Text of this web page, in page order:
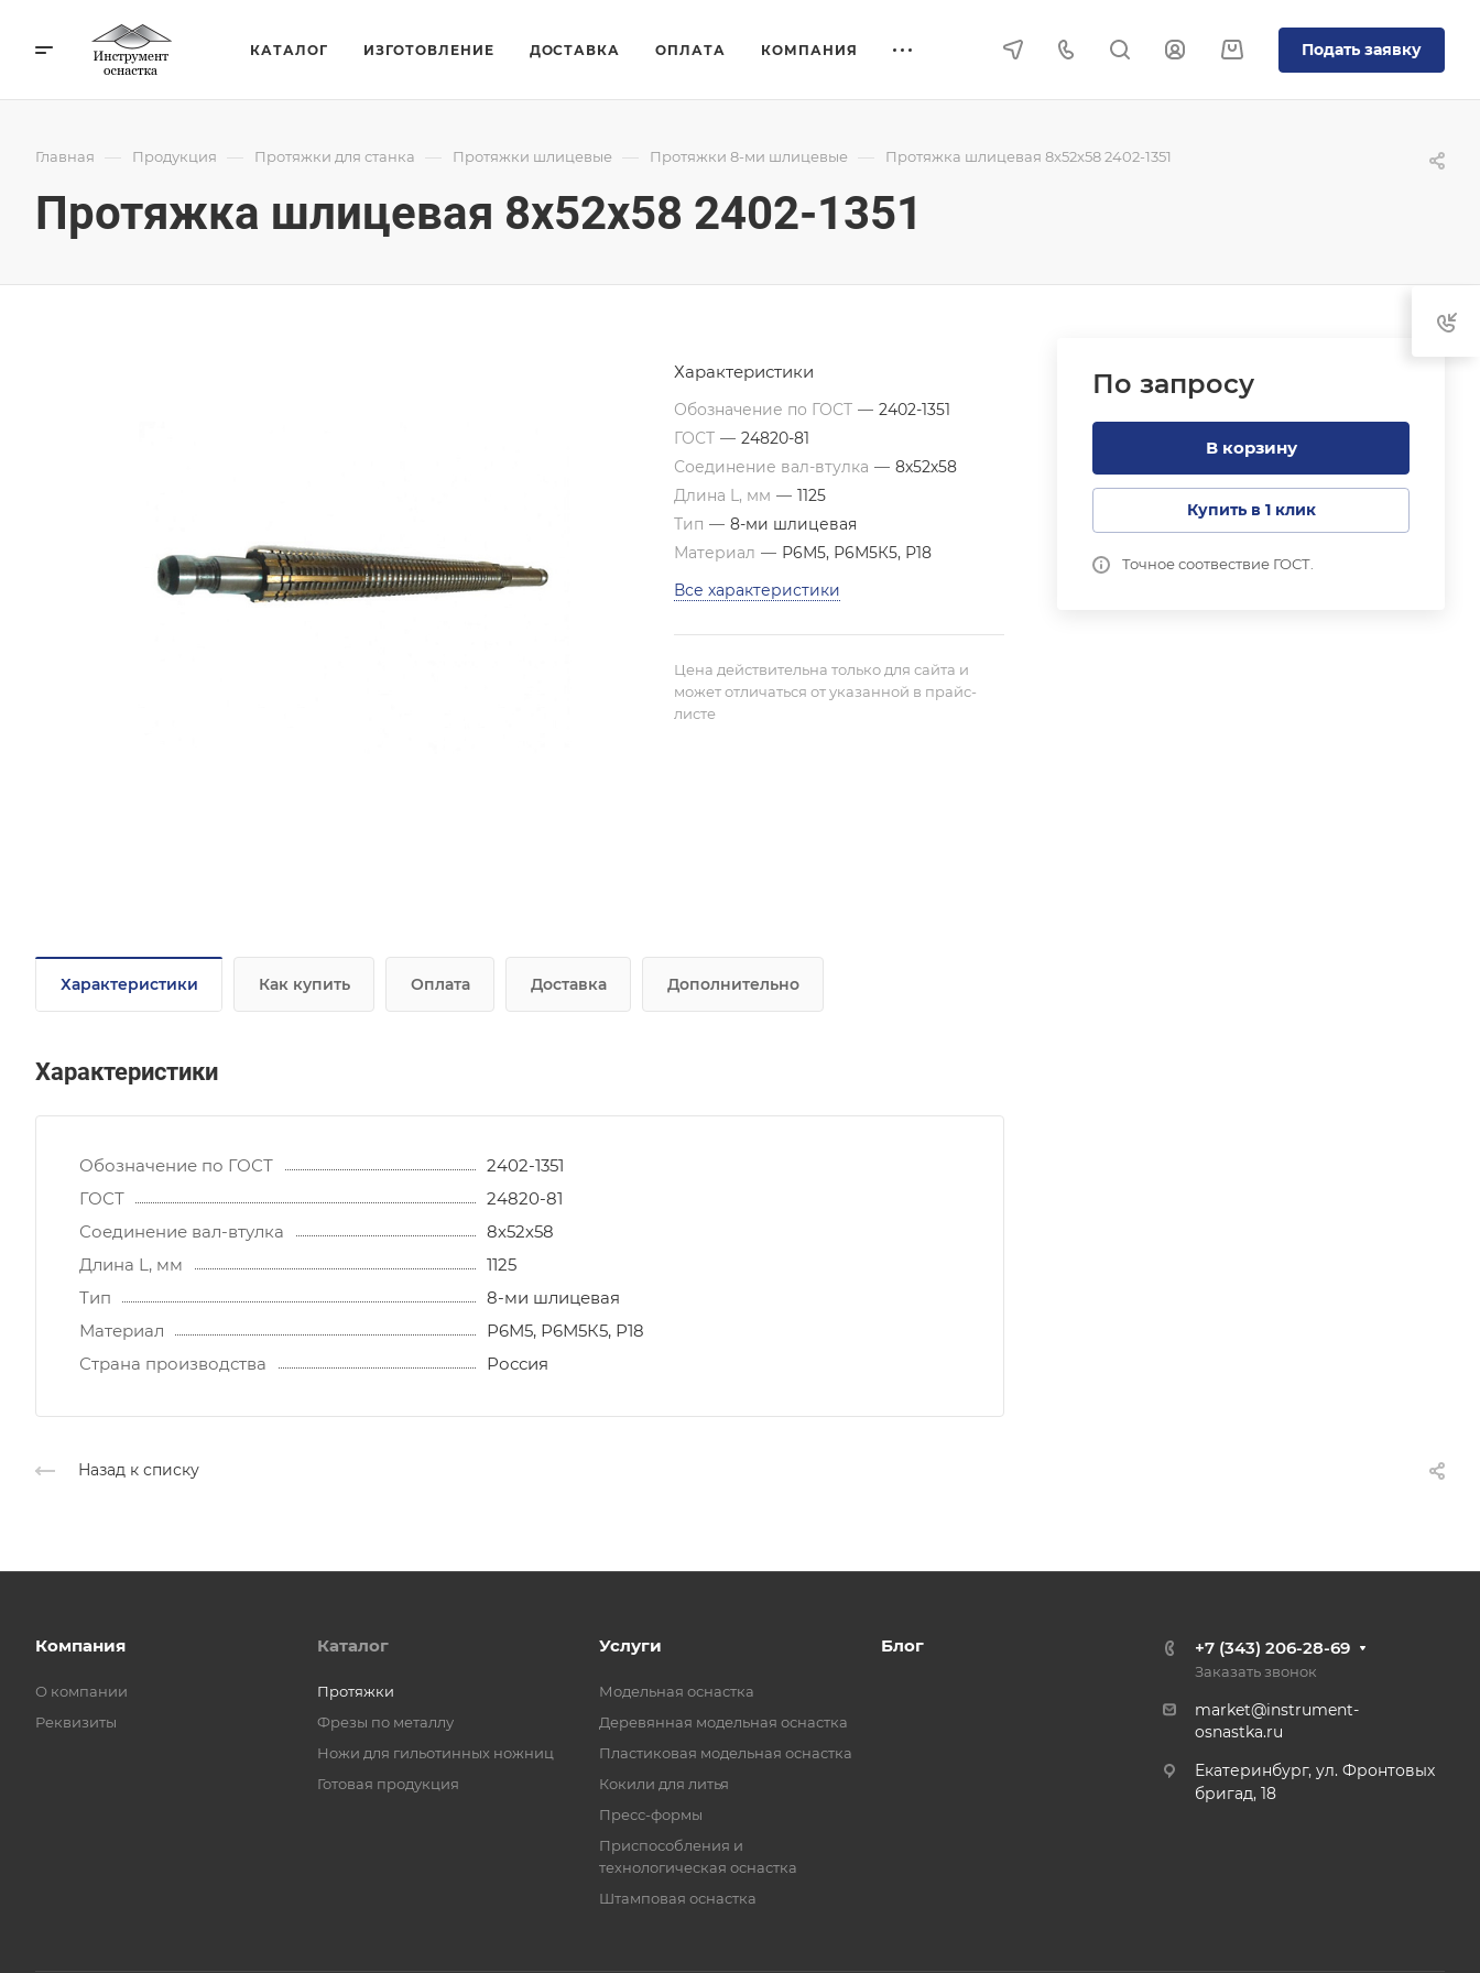
КАТАЛОГ ИЗГОТОВЛЕНИЕ ДОСТАВКА ОПЛАТА КОМПАНИЯ Подать заявку
Главная — Продукция — Протяжки для станка — Протяжки шлицевые — Протяжки 8-ми шлицевые — Протяжка шлицевая 8x52x58 2402-1351
Протяжка шлицевая 8x52x58 2402-1351
По запросу
В корзину
Купить в 1 клик
Точное соотвествие ГОСТ.
Характеристики
Обозначение по ГОСТ — 2402-1351
ГОСТ — 24820-81
Соединение вал-втулка — 8х52х58
Длина L, мм — 1125
Тип — 8-ми шлицевая
Материал — Р6М5, Р6М5К5, Р18
Все характеристики
Цена действительна только для сайта и
может отличаться от указанной в прайс-
листе
Характеристики Как купить Оплата Доставка Дополнительно
Характеристики
Обозначение по ГОСТ
2402-1351
ГОСТ
24820-81
Соединение вал-втулка
8х52х58
Длина L, мм
1125
Тип
8-ми шлицевая
Материал
Р6М5, Р6М5К5, Р18
Страна производства
Россия
Назад к списку
Компания
О компании
Реквизиты
Каталог
Протяжки
Фрезы по металлу
Ножи для гильотинных ножниц
Готовая продукция
Услуги
Модельная оснастка
Деревянная модельная оснастка
Пластиковая модельная оснастка
Кокили для литья
Пресс-формы
Приспособления и
технологическая оснастка
Штамповая оснастка
Блог +7 (343) 206-28-69
Заказать звонок
market@instrument-
osnastka.ru
Екатеринбург, ул. Фронтовых
бригад, 18